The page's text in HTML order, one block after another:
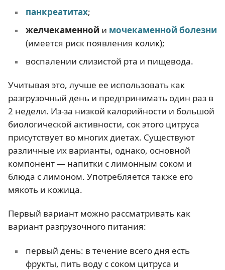
панкреатитах;
желчекаменной и мочекаменной болезни
(имеется риск появления колик);
воспалении слизистой рта и пищевода.
Учитывая это, лучше ее использовать как
разгрузочный день и предпринимать один раз в
2 недели. Из-за низкой калорийности и большой
биологической активности, сок этого цитруса
присутствует во многих диетах. Существуют
различные их варианты, однако, основной
компонент — напитки с лимонным соком и
блюда с лимоном. Употребляется также его
мякоть и кожица.
Первый вариант можно рассматривать как
вариант разгрузочного питания:
первый день: в течение всего дня есть
фрукты, пить воду с соком цитруса и